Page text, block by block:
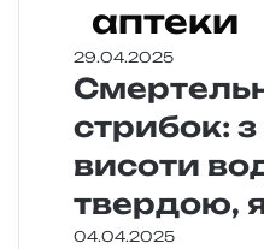
аптеки
29.04.2025
стрибок: з
висоти
твердою,
04.04.2025